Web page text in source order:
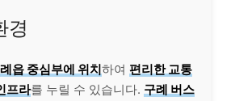
경
읍 중심부에 위치하여 편리한 교통
프라를 누릴 수 있습니다. 구례 버스